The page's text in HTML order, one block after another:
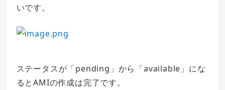
いです。
ステータスが「pending」から「available」にな
るとAMIの作成は完了です。